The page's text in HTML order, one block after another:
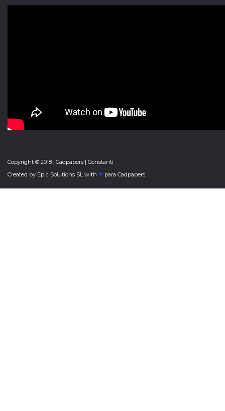
Copyright © 2018 , Cadpapers | Constantí
Created by Epic Solutions SLwith para Cadpapers